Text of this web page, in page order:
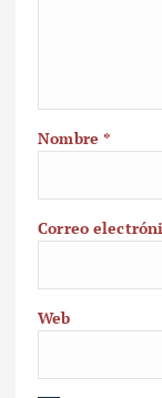
Nombre*
Correo
Web